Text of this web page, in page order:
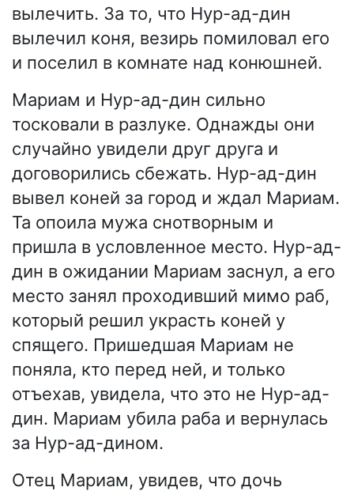
вылечить. За то, что Нур-ад-дин
вылечил коня, везирь помиловал его
и поселил в комнате над конюшней.
Мариам и Нур-ад-дин сильно
тосковали в разлуке. Однажды они
случайно увидели друг друга и
договорились сбежать. Нур-ад-дин
вывел коней за город и ждал Мариам.
Та опоила мужа снотворным и
пришла в условленное место. Нур-ад-
дин в ожидании Мариам заснул, а его
место занял проходивший мимо раб,
который решил украсть коней у
спящего. Пришедшая Мариам не
поняла, кто перед ней, и только
отъехав, увидела, что это не Нур-ад-
дин. Мариам убила раба и вернулась
за Нур-ад-дином.
Отец Мариам, увидев, что дочь